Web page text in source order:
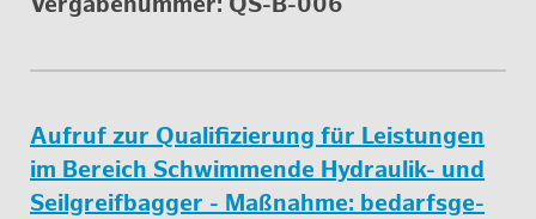
Auf­ruf zur Qua­li­fi­zie­rung für Leis­tun­gen
im Be­reich Schwim­men­de Hy­drau­lik- und
Seil­g­reif­bag­ger - Maß­nah­me: be­darfs­ge­